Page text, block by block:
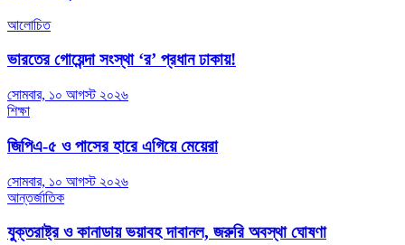
আলোচিত
ভারতের গোয়েন্দা সংস্থা ‘র’ প্রধান ঢাকায়!
সোমবার, ১০ আগস্ট ২০২৬
শিক্ষা
জিপিএ-৫ ও পাসের হারে এগিয়ে মেয়েরা
সোমবার, ১০ আগস্ট ২০২৬
আন্তর্জাতিক
যুক্তরাষ্ট্র ও কানাডায় ভয়াবহ দাবানল, জরুরি অবস্থা ঘোষণা